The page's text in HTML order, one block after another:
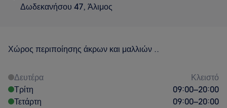
Δωδεκανήσου 47, Άλιμος
Χώρος περιποίησης άκρων και μαλλιών ..
Δευτέρα
Κλειστό
Τρίτη
09:00–20:00
Τετάρτη
09:00–20:00